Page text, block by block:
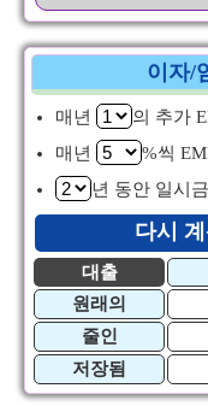
이자/
매년 의 추가
매년
%씩
년 동안 일시금
다시
대출
원래의
줄인
저장됨